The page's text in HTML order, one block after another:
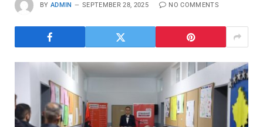
BY ADMIN SEPTEMBER 28, 2025 NO COMMENTS